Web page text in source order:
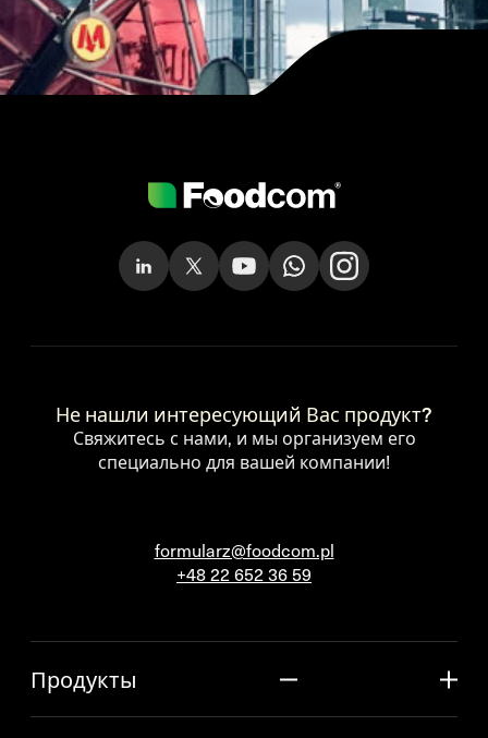
Не нашли интересующий Вас продукт?
Свяжитесь с нами, и мы организуем его
специально для вашей компании!
formularz@foodcom.pl
+48 22 652 36 59
Продукты